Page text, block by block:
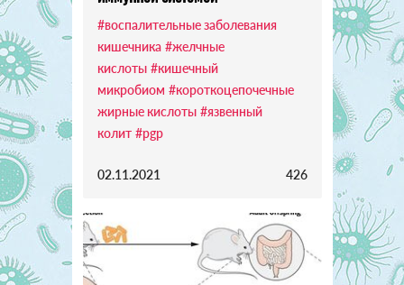
#воспалительные заболевания
кишечника #желчные
кислоты #кишечный
микробиом #короткоцепочечные
жирные кислоты #язвенный
колит #pgp
02.11.2021 426